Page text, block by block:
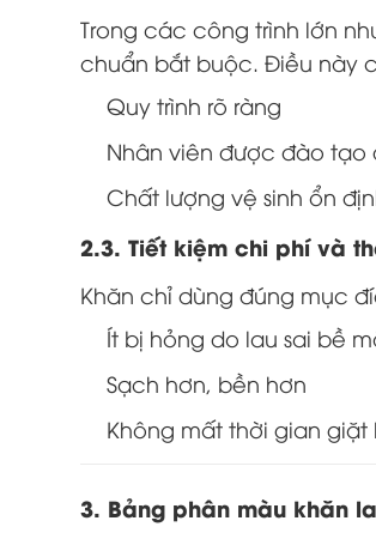
Trong các công trình lớn
chuẩn bắt buộc. Điều này
Quy trình rõ ràng
Nhân viên được đào tạo
Chất lượng vệ sinh ổn
2.3. Tiết kiệm chi phí và
Khăn chỉ dùng đúng mục
Ít bị hỏng do lau sai bề
Sạch hơn, bền hơn
Không mất thời gian giặt
3. Bảng phân màu khăn